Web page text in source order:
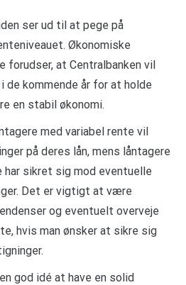
ser ud til at pege på
Økonomiske
forudser, at Centralbanken vil
de kommende år for at holde
en stabil økonomi.
med variabel rente vil
på deres lån, mens låntagere
sikret sig mod eventuelle
Det er vigtigt at være
og eventuelt overveje
hvis man ønsker at sikre sig
god idé at have en solid